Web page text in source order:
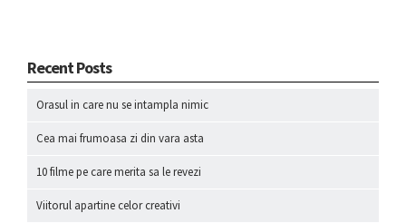
Recent Posts
Orasul in care nu se intampla nimic
Cea mai frumoasa zi din vara asta
10 filme pe care merita sa le revezi
Viitorul apartine celor creativi